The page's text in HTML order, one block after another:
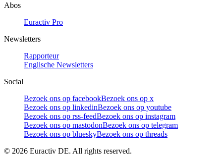
Abos
Euractiv Pro
Newsletters
Rapporteur
Englische Newsletters
Social
Bezoek ons op facebookBezoek ons op x
Bezoek ons op linkedinBezoek ons op youtube
Bezoek ons op rss-feedBezoek ons op instagram
Bezoek ons op mastodonBezoek ons op telegram
Bezoek ons op blueskyBezoek ons op threads
© 2026 Euractiv DE. All rights reserved.